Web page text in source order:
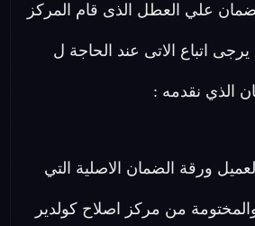
علي العطل الذى قام المركز
اتباع الاتى عند الحاجة ل
الذي نقدمه :
ورقة الضمان الاصلية التي
من مركز اصلاح كولدير